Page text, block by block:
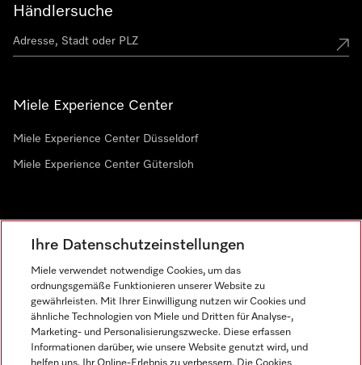
Händlersuche
Miele Experience Center
Miele Experience Center Düsseldorf
Miele Experience Center Gütersloh
Ihre Datenschutzeinstellungen
Miele verwendet notwendige Cookies, um das
ordnungsgemäße Funktionieren unserer Website zu
gewährleisten. Mit Ihrer Einwilligung nutzen wir Cookies und
ähnliche Technologien von Miele und Dritten für Analyse-,
Marketing- und Personalisierungszwecke. Diese erfassen
Informationen darüber, wie unsere Website genutzt wird, und